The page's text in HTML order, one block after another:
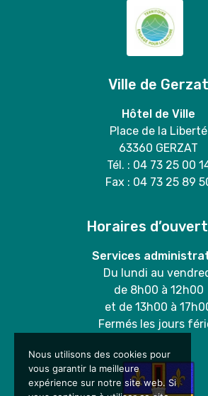
Ville de Gerzat
Hôtel de Ville
Place de la Liberté
63360 GERZAT
Tél. : 04 73 25 00
Fax : 04 73 25 89
Horaires
Services
Du lundi au
de 8h00 à 12h00
et de 13h00 à
Fermés les jours
Nous utilisons des cookies pour
vous garantir la meilleure
expérience sur notre site web. Si